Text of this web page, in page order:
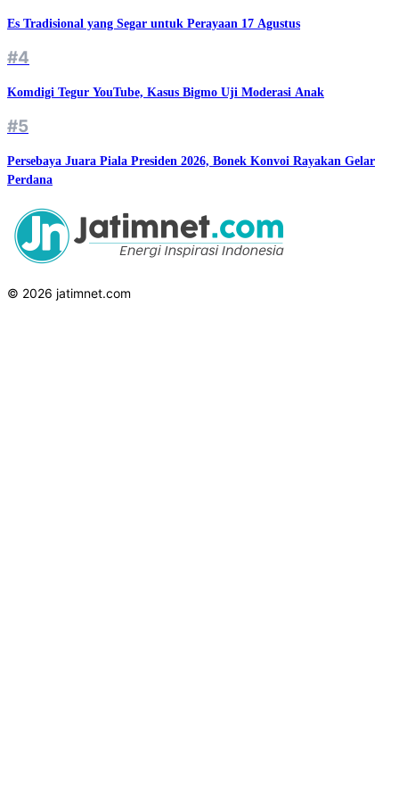
Es Tradisional yang Segar untuk Perayaan 17 Agustus
#4
Komdigi Tegur YouTube, Kasus Bigmo Uji Moderasi Anak
#5
Persebaya Juara Piala Presiden 2026, Bonek Konvoi Rayakan Gelar
Perdana
© 2026 jatimnet.com